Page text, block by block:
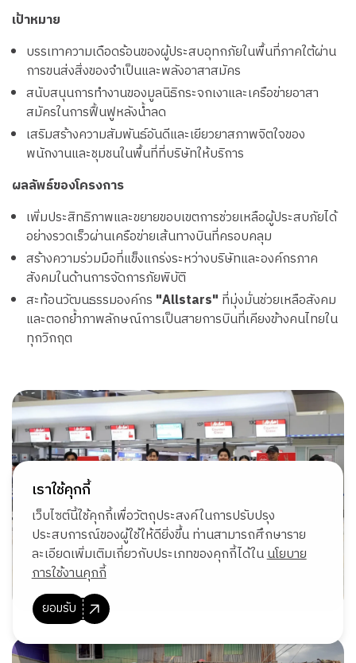
เราใช้คุกกี้
เว็บไซต์นี้ใช้คุกกี้เพื่อวัตถุประสงค์ในการปรับปรุง
ประสบการณ์ของผู้ใช้ให้ดียิ่งขึ้น ท่านสามารถศึกษาราย
ละเอียดเพิ่มเติมเกี่ยวกับประเภทของคุกกี้ได้ในนโยบาย
การใช้งานคุกกี้
ยอมรับ
เป้าหมาย
บรรเทาความเดือดร้อนของผู้ประสบอุทกภัยในพื้นที่ภาคใต้ผ่าน
การขนส่งสิ่งของจำเป็นและพลังอาสาสมัคร
สนับสนุนการทำงานของมูลนิธิกระจกเงาและเครือข่ายอาสา
สมัครในการฟื้นฟูหลังน้ำลด
เสริมสร้างความสัมพันธ์อันดีและเยียวยาสภาพจิตใจของ
พนักงานและชุมชนในพื้นที่ที่บริษัทให้บริการ
ผลลัพธ์ของโครงการ
เพิ่มประสิทธิภาพและขยายขอบเขตการช่วยเหลือผู้ประสบภัยได้
อย่างรวดเร็วผ่านเครือข่ายเส้นทางบินที่ครอบคลุม
สร้างความร่วมมือที่แข็งแกร่งระหว่างบริษัทและองค์กรภาค
สังคมในด้านการจัดการภัยพิบัติ
สะท้อนวัฒนธรรมองค์กร "Allstars" ที่มุ่งมั่นช่วยเหลือสังคม
และตอกย้ำภาพลักษณ์การเป็นสายการบินที่เคียงข้างคนไทยใน
ทุกวิกฤต